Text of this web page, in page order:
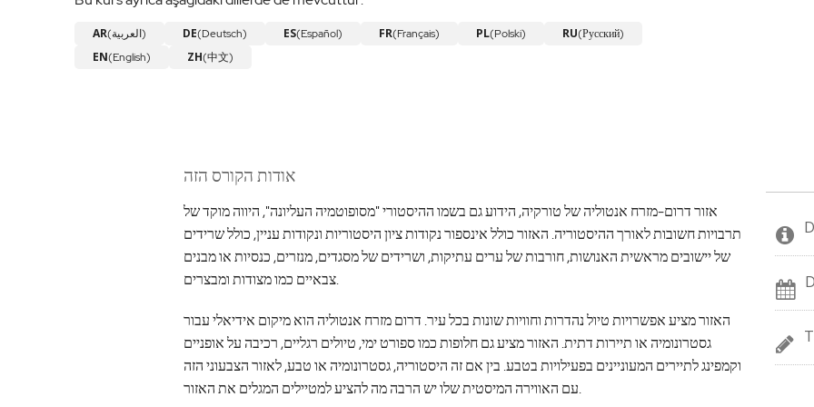
AR (العربية) DE(Deutsch) ES(Español) FR(Français) PL(Polski) RU(Русский)
EN(English) ZH(中文)
אודות הקורס הזה
אזור דרום-מזרח אנטוליה של טורקיה, הידוע גם בשמו ההיסטורי "מסופוטמיה העליונה", היווה מוקד של
תרבויות חשובות לאורך ההיסטוריה. האזור כולל אינספור נקודות ציון היסטוריות ונקודות עניין, כולל שרידים
של יישובים מראשית האנושות, חורבות של ערים עתיקות, ושרידים של מסגדים, מנזרים, כנסיות או מבנים
צבאיים כמו מצודות ומבצרים.
האזור מציע אפשרויות טיול נהדרות וחוויות שונות בכל עיר. דרום מזרח אנטוליה הוא מיקום אידיאלי עבור
גסטרונומיה או תיירות דתית. האזור מציע גם חלופות כמו ספורט ימי, טיולים רגליים, רכיבה על אופניים
וקמפינג לתיירים המעוניינים בפעילויות בטבע. בין אם זה היסטוריה, גסטרונומיה או טבע, לאזור הצבעוני הזה
עם האווירה המיסטית שלו יש הרבה מה להציע למטיילים המגלים את האזור.